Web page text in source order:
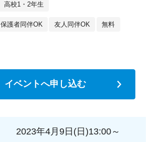
高校1・2年生
保護者同伴OK 友人同伴OK 無料
イベントへ申し込む
2023年4月9日(日)13:00～